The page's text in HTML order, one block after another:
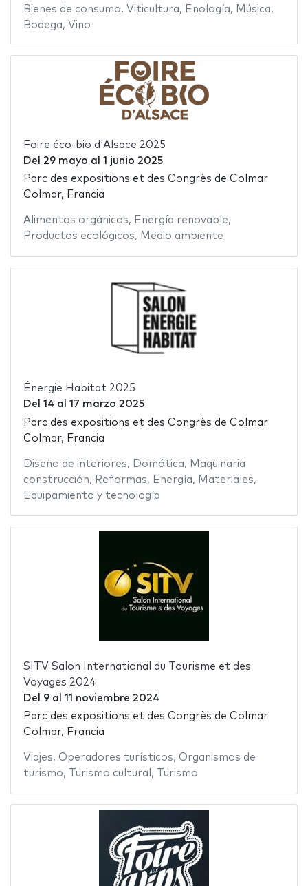
Bienes de consumo, Viticultura, Enología, Música,
Bodega, Vino
Foire éco-bio d'Alsace 2025
Del 29 mayo al 1 junio 2025
Parc des expositions et des Congrès de Colmar
Colmar, Francia
Alimentos orgánicos, Energía renovable,
Productos ecológicos, Medio ambiente
Énergie Habitat 2025
Del 14 al 17 marzo 2025
Parc des expositions et des Congrès de Colmar
Colmar, Francia
Diseño de interiores, Domótica, Maquinaria
construcción, Reformas, Energía, Materiales,
Equipamiento y tecnología
SITV Salon International du Tourisme et des
Voyages 2024
Del 9al 11 noviembre 2024
Parc des expositions et des Congrès de Colmar
Colmar, Francia
Viajes, Operadores turísticos, Organismos de
turismo, Turismo cultural , Turismo